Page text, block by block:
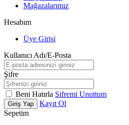
Mağazalarımız
Hesabım
Üye Girişi
Kullanıcı Adı/E-Posta
Şifre
Beni Hatırla Şifremi Unuttum
Giriş Yap
Kayıt Ol
Sepetim